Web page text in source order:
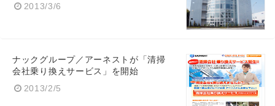
2013/3/6
ナックグループ／アーネストが「清掃
会社乗り換えサービス」を開始
2013/2/5